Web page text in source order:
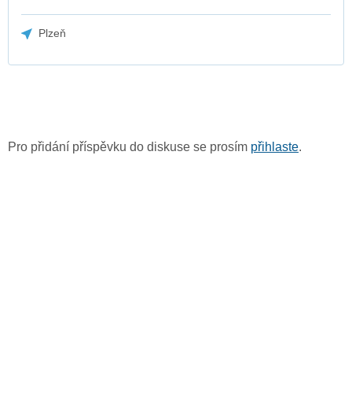
Plzeň
Pro přidání příspěvku do diskuse se prosím přihlaste.